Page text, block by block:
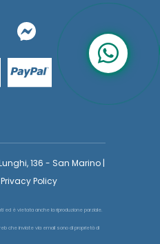
136 - San Marino |
Privacy Policy
ed è vietata anche la riproduzione parziale.
che inviate via email sono di proprietà di